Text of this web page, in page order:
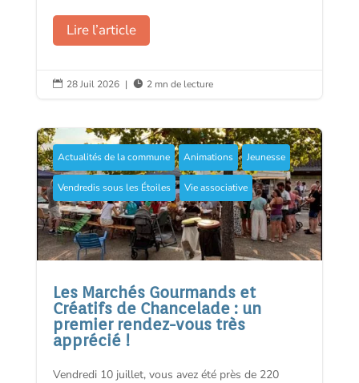
Lire l’article
 28 Juil 2026 |  2 mn de lecture
Actualités de la commune Animations Jeunesse
Vendredis sous les Étoiles Vie associative
Les Marchés Gourmands et
Créatifs de Chancelade : un
premier rendez-vous très
apprécié !
Vendredi 10 juillet, vous avez été près de 220